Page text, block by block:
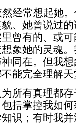
然经常想起她
、她曾说过
曾有的、或
象她的灵魂
同在。但我
能完全理解
所有真理都
括掌控我如
识；有时我